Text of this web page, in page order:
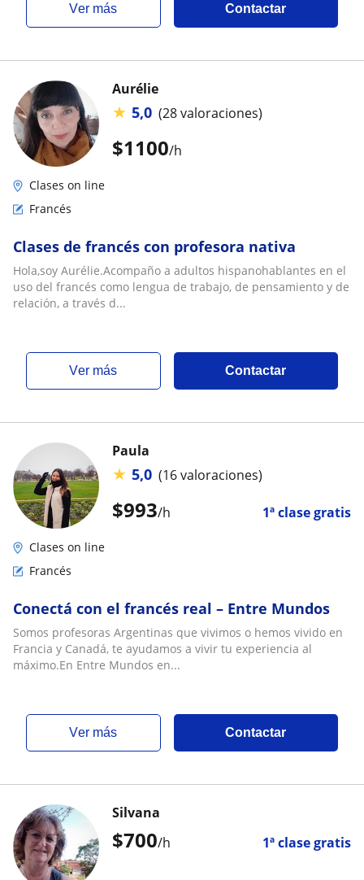
ver más Contactar
$1100/h
Aurélie
★ 5,0 (28 valoraciones)
Clases on line
Francés
Clases de francés con profesora nativa
Hola,soy Aurélie.Acompaño a adultos hispanohablantes en el
uso del francés como lengua de trabajo, de pensamiento y de
relación, a través d...
ver más Contactar
$993/h 1ª clase gratis
Paula
★ 5,0 (16 valoraciones)
Clases on line
Francés
Conectá con el francés real – Entre Mundos
Somos profesoras Argentinas que vivimos o hemos vivido en
Francia y Canadá, te ayudamos a vivir tu experiencia al
máximo.En Entre Mundos en...
ver más Contactar
$700/h 1ª clase gratis
Silvana